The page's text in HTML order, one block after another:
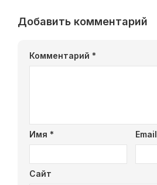
Добавить комментарий
Комментарий *
Имя * Email
Сайт